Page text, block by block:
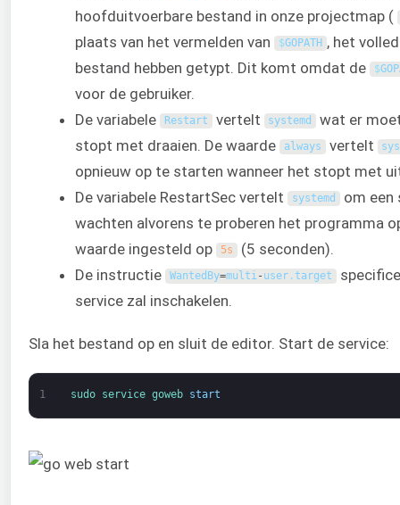
hoofduitvoerbare bestand in onze projectmap (
plaats van het vermelden van
$GOPATH , het
bestand hebben getypt. Dit komt omdat de
$
voor de gebruiker.
De variabele
Restart vertelt systemd
wat er
stopt met draaien. De waarde
always vertelt
opnieuw op te starten wanneer het stopt met
De variabele RestartSec vertelt
systemd om een
wachten alvorens te proberen het programma
waarde ingesteld op
5s (5 seconden).
De instructie
WantedBy=multi- user.target
service zal inschakelen.
Sla het bestand op en sluit de editor. Start de service:
1 sudo service goweb start